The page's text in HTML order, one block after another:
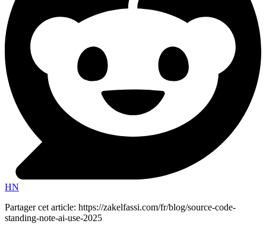
HN
Partager cet article: https://zakelfassi.com/fr/blog/source-code-
standing-note-ai-use-2025